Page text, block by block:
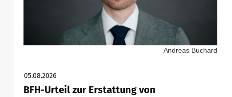
Andreas Buchard
05.08.2026
BFH-Urteil zur Erstattung von